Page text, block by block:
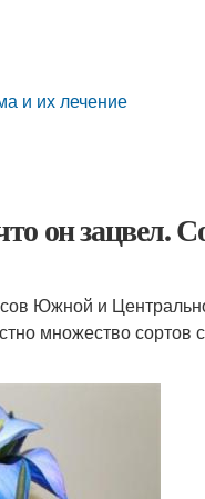
и их лечение
он зацвел.
Южной и
множество сортов